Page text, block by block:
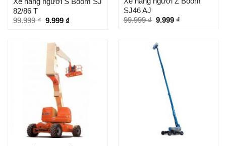
82/86 T
99.999₫ 9.999 ₫
SJ46 AJ
99.999₫ 9.999 ₫